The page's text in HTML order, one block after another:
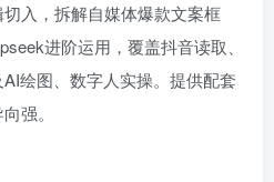
入，拆解自媒体爆款文案框
进阶运用，覆盖抖音读取、
绘图、数字人实操。提供配套
强。